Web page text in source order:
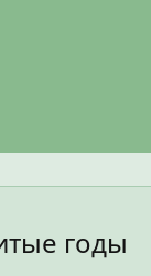
годы